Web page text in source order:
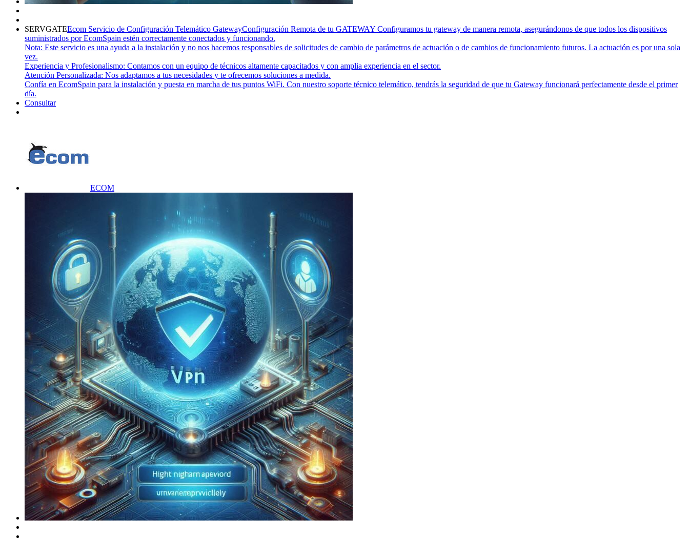
SERVGATEEcom Servicio de Configuración Telemático GatewayConfiguración Remota de tu GATEWAY Configuramos tu gateway de manera remota, asegurándonos de que todos los dispositivos
suministrados por EcomSpain estén correctamente conectados y funcionando.
Nota: Este servicio es una ayuda a la instalación y no nos hacemos responsables de solicitudes de cambio de parámetros de actuación o de cambios de funcionamiento futuros. La actuación es por una sola
vez.
Experiencia y Profesionalismo: Contamos con un equipo de técnicos altamente capacitados y con amplia experiencia en el sector.
Atención Personalizada: Nos adaptamos a tus necesidades y te ofrecemos soluciones a medida.
Confía en EcomSpain para la instalación y puesta en marcha de tus puntos WiFi. Con nuestro soporte técnico telemático, tendrás la seguridad de que tu Gateway funcionará perfectamente desde el primer
día.
Consultar
ECOM